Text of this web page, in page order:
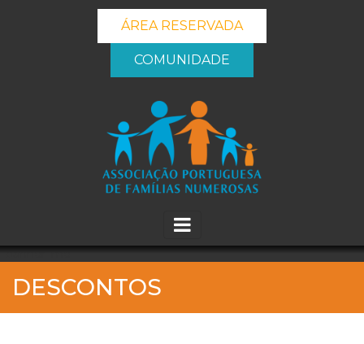
ÁREA RESERVADA
COMUNIDADE
_banner_me_
DESCONTOS